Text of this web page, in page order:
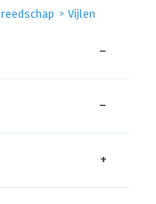
Vijlen
−
−
+